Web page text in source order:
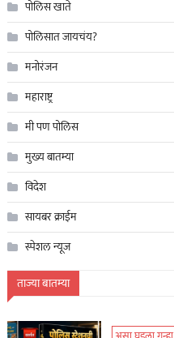
पोलिस खाते
पोलिसात जायचंय?
मनोरंजन
महाराष्ट्र
मी पण पोलिस
मुख्य बातम्या
विदेश
सायबर क्राईम
स्पेशल न्यूज
ताज्या बातम्या